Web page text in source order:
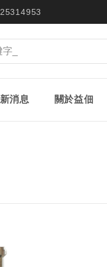
消息 關於益佃